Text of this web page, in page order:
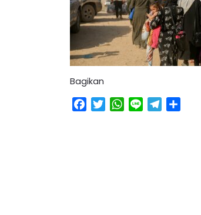
Bagikan
Facebook
TwitterWhatsApp
Line Telegram